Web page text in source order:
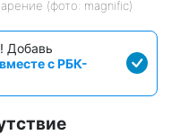
(фото: magnific)
Добавь
вместе с РБК-